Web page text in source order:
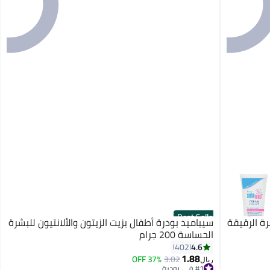
الرقيقة Best Seller
سيباميد بودرة أطفال بزيت الزيتون والألانتيون للبشرة
الحساسة 200 جرام
4.6
402
ريال1.88
3.02
37% OFF #1 في بودرة